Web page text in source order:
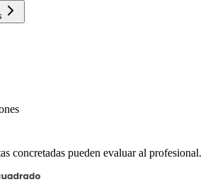
concretadas pueden evaluar al profesional.